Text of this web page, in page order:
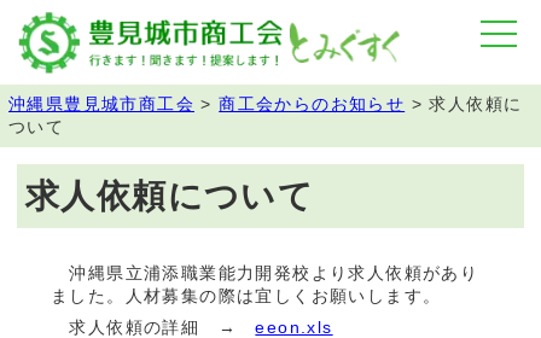
沖縄県豊見城市商工会 >商工会からのお知らせ >求人依頼に
ついて
求人依頼について
沖縄県立浦添職業能力開発校より求人依頼があり
ました。人材募集の際は宜しくお願いします。
求人依頼の詳細 →eeon.xls